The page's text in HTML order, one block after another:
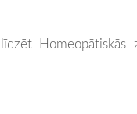
Homeopātiskās